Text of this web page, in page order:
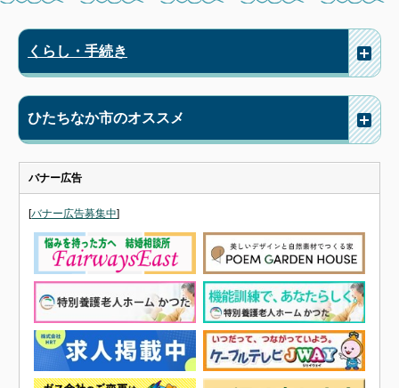
くらし・手続き
ひたちなか市のオススメ
バナー広告
[バナー広告募集中]